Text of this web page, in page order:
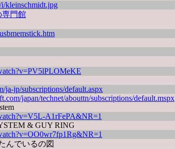
kleinschmidt.jpg
専門館
ja-jp/subscriptions/default.aspx
japan/technet/abouttn/subscriptions/default.mspx
A1rFePA&NR=1
& GUY RING
んでいるの図